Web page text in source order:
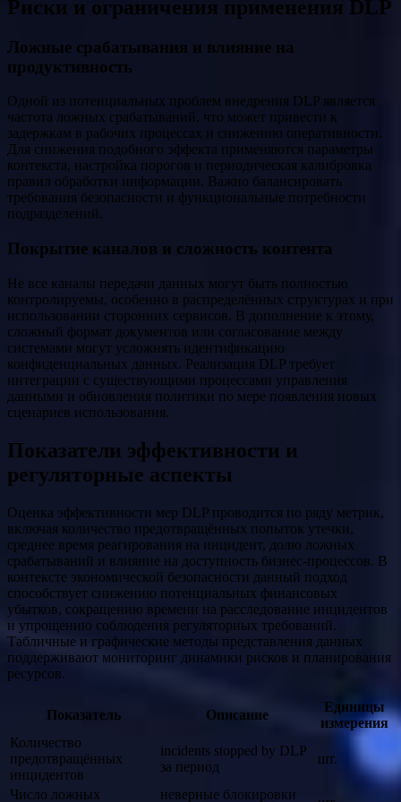
Риски и ограничения применения DLP
Ложные срабатывания и влияние на
продуктивность
Одной из потенциальных проблем внедрения DLP является
частота ложных срабатываний, что может привести к
задержкам в рабочих процессах и снижению оперативности.
Для снижения подобного эффекта применяются параметры
контекста, настройка порогов и периодическая калибровка
правил обработки информации. Важно балансировать
требования безопасности и функциональные потребности
подразделений.
Покрытие каналов и сложность контента
Не все каналы передачи данных могут быть полностью
контролируемы, особенно в распределённых структурах и при
использовании сторонних сервисов. В дополнение к этому,
сложный формат документов или согласование между
системами могут усложнять идентификацию
конфиденциальных данных. Реализация DLP требует
интеграции с существующими процессами управления
данными и обновления политики по мере появления новых
сценариев использования.
Показатели эффективности и
регуляторные аспекты
Оценка эффективности мер DLP проводится по ряду метрик,
включая количество предотвращённых попыток утечки,
среднее время реагирования на инцидент, долю ложных
срабатываний и влияние на доступность бизнес-процессов. В
контексте экономической безопасности данный подход
способствует снижению потенциальных финансовых
убытков, сокращению времени на расследование инцидентов
и упрощению соблюдения регуляторных требований.
Табличные и графические методы представления данных
поддерживают мониторинг динамики рисков и планирования
ресурсов.
Показатель Описание
Единицы
измерения
Количество
предотвращённых
инцидентов
incidents stopped by DLP
за период
шт.
Число ложных
неверные блокировки